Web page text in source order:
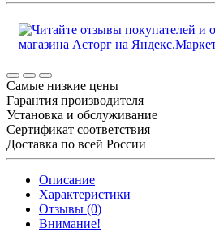
Самые низкие цены
Гарантия производителя
Установка и обслуживание
Сертификат соответствия
Доставка по всей России
Описание
Характеристики
Отзывы (0)
Внимание!